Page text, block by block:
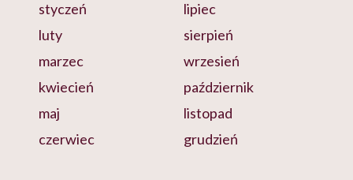
styczeń
luty
marzec
kwiecień
maj
czerwiec
lipiec
sierpień
wrzesień
październik
listopad
grudzień